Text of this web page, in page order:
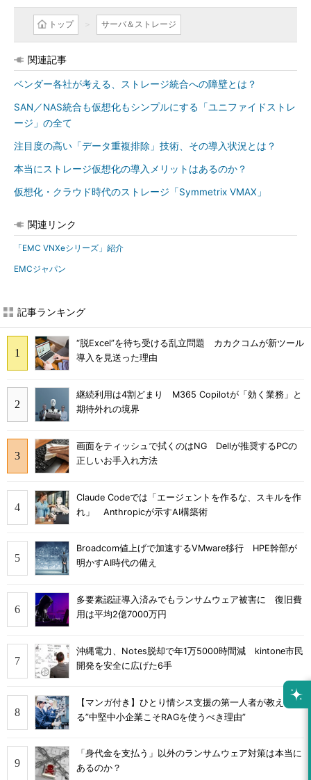
トップ サーバ＆ストレージ
関連記事
ベンダー各社が考える、ストレージ統合への障壁とは？
SAN／NAS統合も仮想化もシンプルにする「ユニファイドストレ
ージ」の全て
注目度の高い「データ重複排除」技術、その導入状況とは？
本当にストレージ仮想化の導入メリットはあるのか？
仮想化・クラウド時代のストレージ「Symmetrix VMAX」
関連リンク
「EMC VNXeシリーズ」紹介
EMCジャパン
記事ランキング
“脱Excel”を待ち受ける乱立問題 カカクコムが新ツール
導入を見送った理由
継続利用は4割どまり M365 Copilotが「効く業務」と
期待外れの境界
画面をティッシュで拭くのはNG Dellが推奨するPCの
正しいお手入れ方法
Claude Codeでは「エージェントを作るな、スキルを作
れ」 Anthropicが示すAI構築術
Broadcom値上げで加速するVMware移行 HPE幹部が
明かすAI時代の備え
多要素認証導入済みでもランサムウェア被害に 復旧費
用は平均2億7000万円
沖縄電力、Notes脱却で年1万5000時間減 kintone市民
開発を安全に広げた6手
【マンガ付き】ひとり情シス支援の第一人者が教え
る”中堅中小企業こそRAGを使うべき理由”
「身代金を支払う」以外のランサムウェア対策は本当に
あるのか？